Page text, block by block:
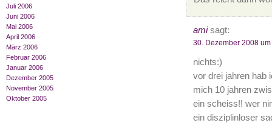
Juli 2006
Juni 2006
Mai 2006
April 2006
März 2006
Februar 2006
Januar 2006
Dezember 2005
November 2005
Oktober 2005
amisagt:
30. Dezember 2008
nichts:)
vor drei jahren hab
mich 10 jahren
ein scheiss!! wer
ein disziplinloser